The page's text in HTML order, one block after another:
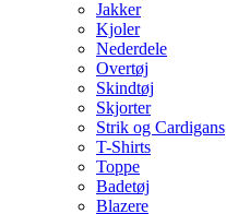
Jakker
Kjoler
Nederdele
Overtøj
Skindtøj
Skjorter
Strik og Cardigans
T-Shirts
Toppe
Badetøj
Blazere